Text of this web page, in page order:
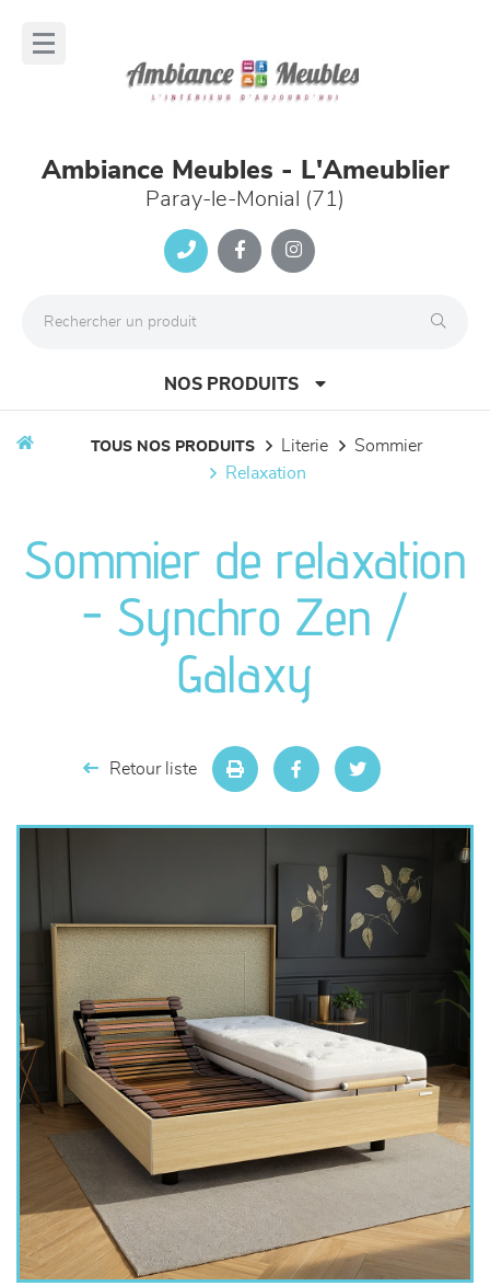
Ambiance Meubles - L'Ameublier
Paray-le-Monial (71)
NOS PRODUITS
séjours
meubles de complément
chambres et dressing
TOUS NOS PRODUITS literie
sommier
relaxation
Sommier de relaxation
- Synchro Zen /
Galaxy
Retour liste